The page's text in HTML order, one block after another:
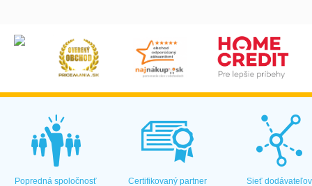
Popredná spoločnosť Certifikovaný partner Sieť dodávateľov